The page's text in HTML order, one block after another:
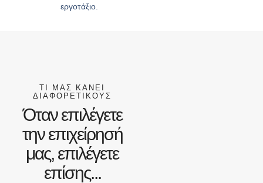
εργοτάξιο.
ΤΙ ΜΑΣ ΚΑΝΕΙ
ΔΙΑΦΟΡΕΤΙΚΟΥΣ
Όταν επιλέγετε
την επιχείρησή
μας, επιλέγετε
επίσης...